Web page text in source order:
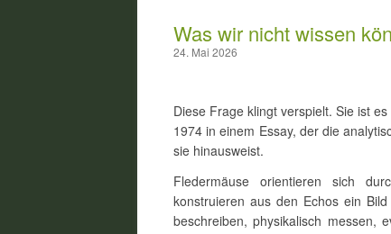
Was wir nicht wissen
24. Mai 2026
Diese Frage klingt verspielt. Sie ist
1974 in einem Essay, der die
sie hinausweist.
Fledermäuse orientieren sich
konstruieren aus den Echos ein
beschreiben, physikalisch messen,